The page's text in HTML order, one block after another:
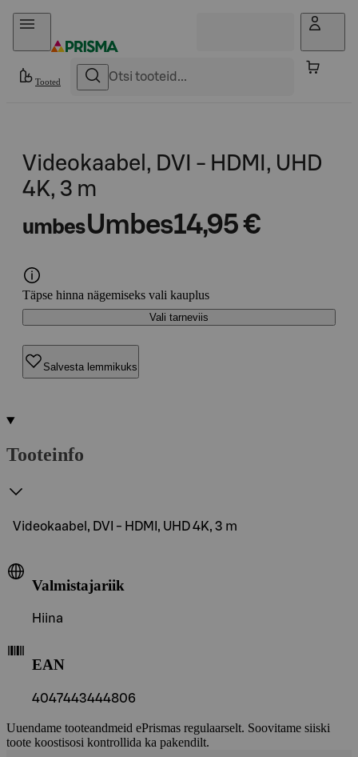
Otse sisu juurde
Tooted
Videokaabel, DVI - HDMI, UHD
4K, 3 m
umbesUmbes14,95 €
Täpse hinna nägemiseks vali kauplus
Vali tarneviis
Salvesta lemmikuks
Tooteinfo
Videokaabel, DVI - HDMI, UHD 4K, 3 m
Valmistajariik
Hiina
EAN
4047443444806
Uuendame tooteandmeid ePrismas regulaarselt. Soovitame siiski
toote koostisosi kontrollida ka pakendilt.